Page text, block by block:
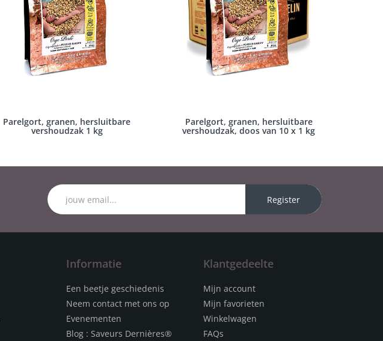
Parelgort, granen, hersluitbare
vershoudzak 1 kg
Parelgort, granen, hersluitbare
vershoudzak, doos van 10 x 1 kg
Register
Informatie
Een beetje geschiedenis
Neem contact met ons op
Evenementen
Blog : Saveurs Dernières®
Klantgedeelte
Mijn account
Mijn favorieten
Winkelwagen
FAQs